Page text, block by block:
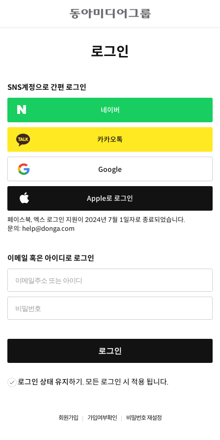
로그인
SNS계정으로 간편 로그인
네이버
카카오톡
Google
Apple로 로그인
페이스북, 엑스 로그인 지원이 2024년 7월 1일자로 종료되었습니다.
문의: help@donga.com
이메일 혹은 아이디로 로그인
로그인
로그인 상태 유지하기. 모든 로그인 시 적용 됩니다.
회원가입 가입여부확인 비밀번호 재설정